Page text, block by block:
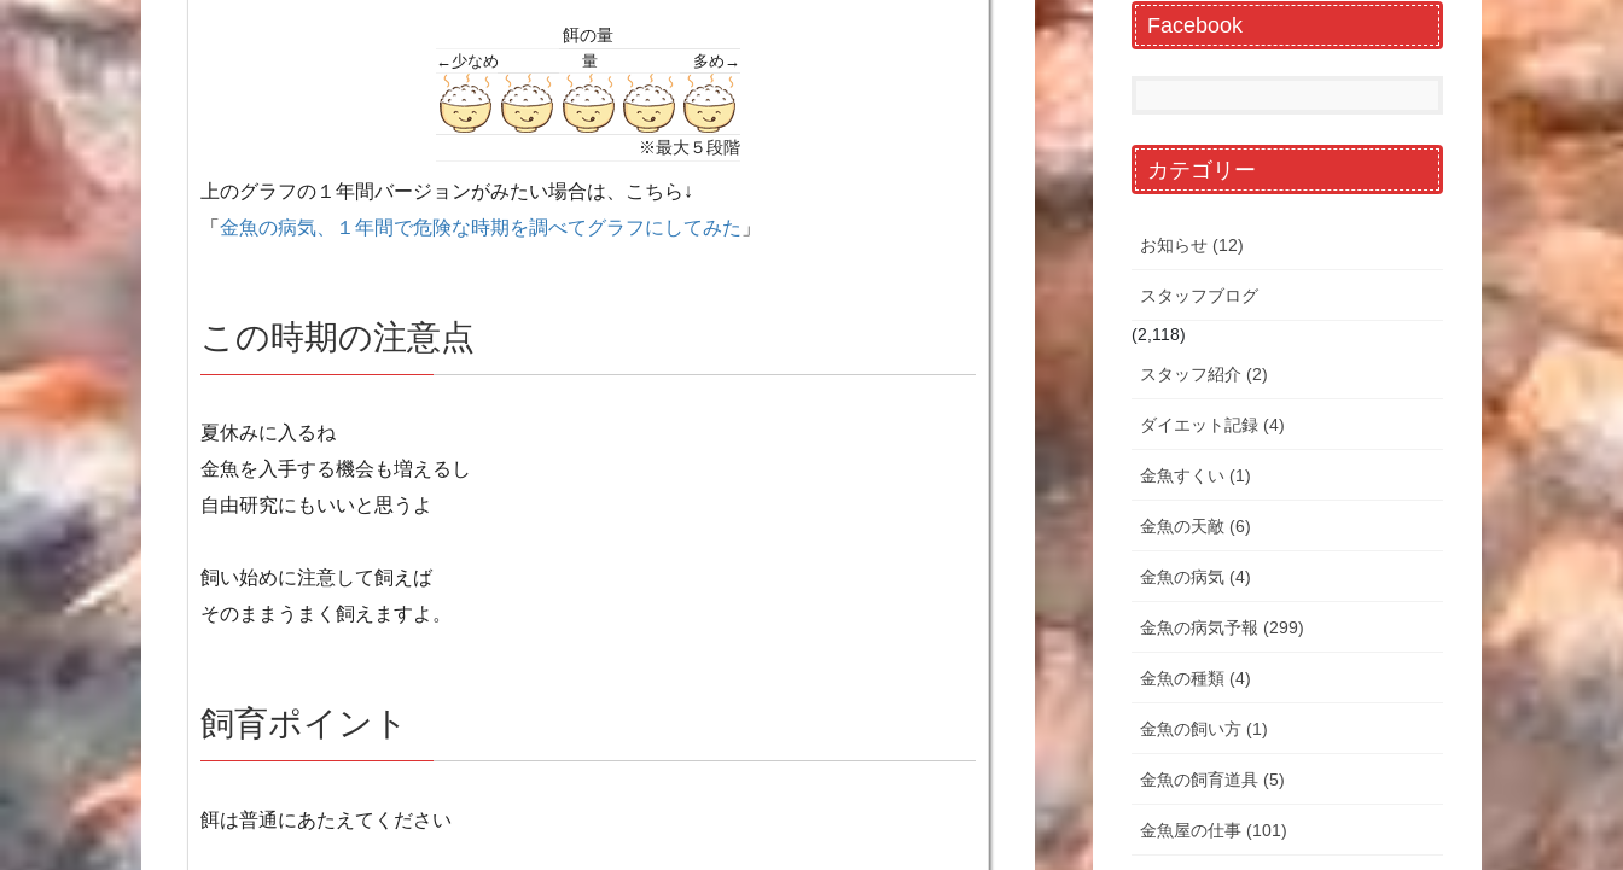
餌の量
←少なめ 量 多め→
※最大５段階
上のグラフの１年間バージョンがみたい場合は、こちら↓
「金魚の病気、１年間で危険な時期を調べてグラフにしてみた 」
この時期の注意点
夏休みに入るね
金魚を入手する機会も増えるし
自由研究にもいいと思うよ
飼い始めに注意して飼えば
そのままうまく飼えますよ。
飼育ポイント
餌は普通にあたえてください
Facebook
カテゴリー
お知らせ (12)
スタッフブログ
(2,118)
スタッフ紹介 (2)
ダイエット記録 (4)
金魚すくい (1)
金魚の天敵 (6)
金魚の病気 (4)
金魚の病気予報 (299)
金魚の種類 (4)
金魚の飼い方 (1)
金魚の飼育道具 (5)
金魚屋の仕事 (101)